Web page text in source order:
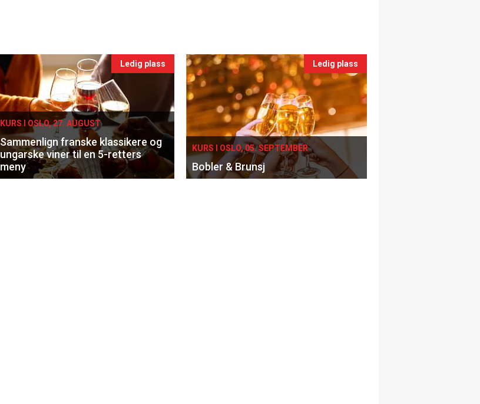
Ledig plass
KURS I OSLO, 27. AUGUST
Sammenlign franske klassikere og
ungarske viner til en 5-retters
meny
Ledig plass
KURS I OSLO, 05. SEPTEMBER
Bobler & Brunsj